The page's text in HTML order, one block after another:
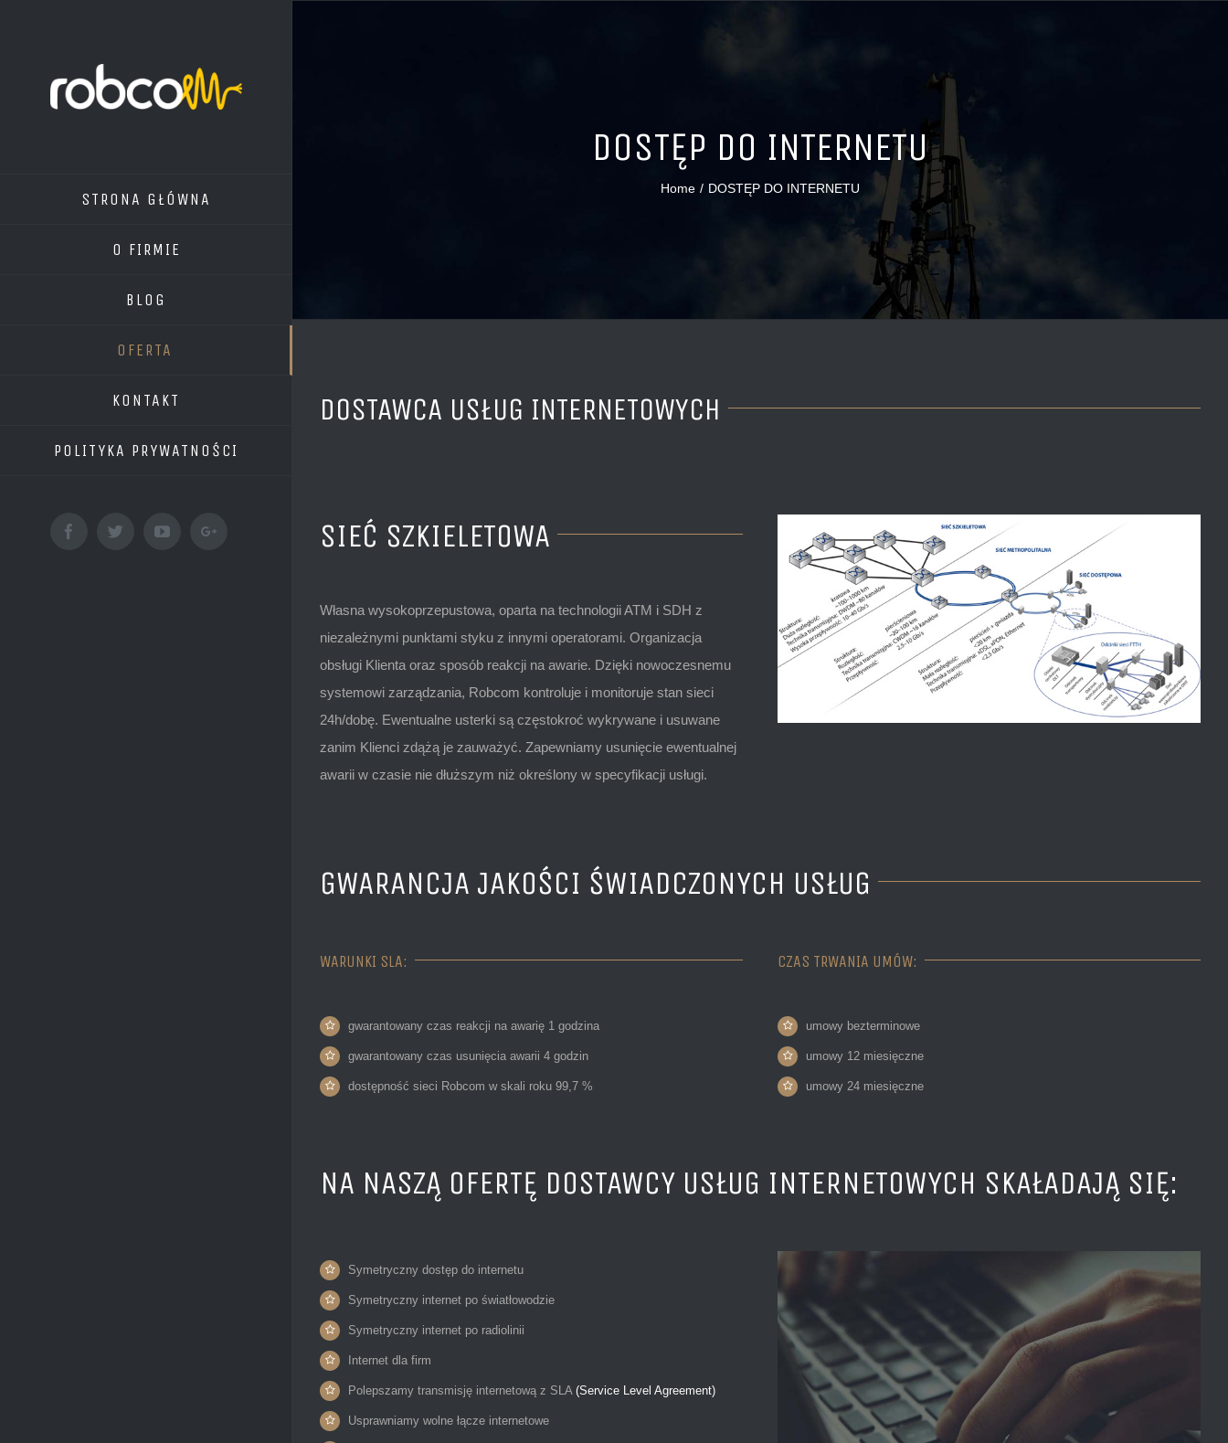
STRONA GŁÓWNA
O FIRMIE
BLOG
OFERTA
KONTAKT
POLITYKA PRYWATNOŚCI
FacebookTwitterYoutubeGoogle+
DOSTĘP DO INTERNETU
Home / DOSTĘP DO INTERNETU
DOSTAWCA USŁUG INTERNETOWYCH
SIEĆ SZKIELETOWA
Własna wysokoprzepustowa, oparta na technologii ATM i SDH z
niezależnymi punktami styku z innymi operatorami. Organizacja
obsługi Klienta oraz sposób reakcji na awarie. Dzięki nowoczesnemu
systemowi zarządzania, Robcom kontroluje i monitoruje stan sieci
24h/dobę. Ewentualne usterki są częstokroć wykrywane i usuwane
zanim Klienci zdążą je zauważyć. Zapewniamy usunięcie ewentualnej
awarii w czasie nie dłuższym niż określony w specyfikacji usługi.
GWARANCJA JAKOŚCI ŚWIADCZONYCH USŁUG
WARUNKI SLA:
gwarantowany czas reakcji na awarię 1 godzina
gwarantowany czas usunięcia awarii 4 godzin
dostępność sieci Robcom w skali roku 99,7 %
CZAS TRWANIA UMÓW:
umowy bezterminowe
umowy 12 miesięczne
umowy 24 miesięczne
NA NASZĄ OFERTĘ DOSTAWCY USŁUG INTERNETOWYCH SKAŁADAJĄ SIĘ:
Symetryczny dostęp do internetu
Symetryczny internet po światłowodzie
Symetryczny internet po radiolinii
Internet dla firm
Polepszamy transmisję internetową z SLA(Service Level Agreement)
Usprawniamy wolne łącze internetowe